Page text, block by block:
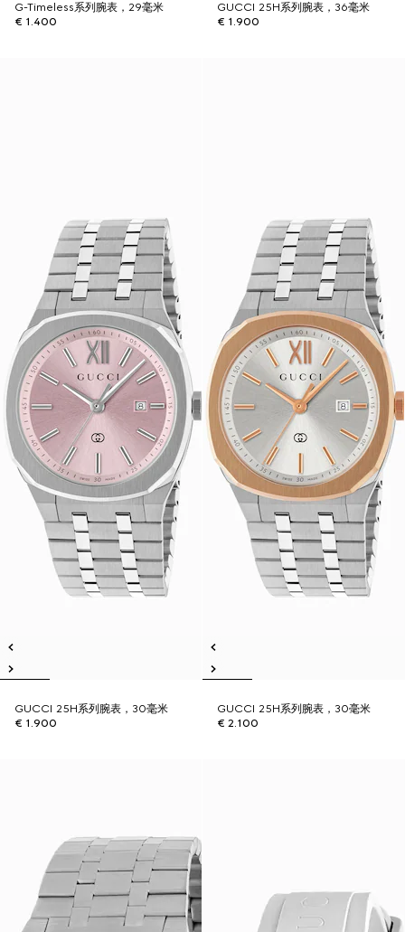
G-Timeless系列腕表，29毫米
€ 1.400
GUCCI 25H系列腕表，36毫米
€ 1.900
GUCCI 25H系列腕表，30毫米
€ 1.900
GUCCI 25H系列腕表，30毫米
€ 2.100